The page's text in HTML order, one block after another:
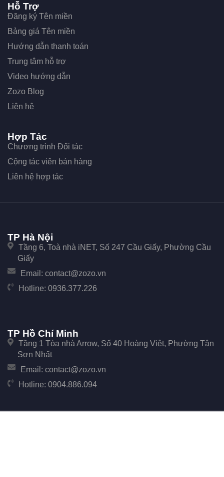
Hỗ Trợ
Đăng ký Tên miền
Bảng giá Tên miền
Hướng dẫn thanh toán
Trung tâm hỗ trợ
Video hướng dẫn
Zozo Blog
Liên hệ
Hợp Tác
Chương trình Đối tác
Cộng tác viên bán hàng
Liên hệ hợp tác
TP Hà Nội
Tầng 6, Toà nhà iNET, Số 247 Cầu Giấy, Phường Cầu
Giấy
Email: contact@zozo.vn
Hotline: 0936.377.226
TP Hồ Chí Minh
Tầng 1 Tòa nhà Arrow, Số 40 Hoàng Việt, Phường Tân
Sơn Nhất
Email: contact@zozo.vn
Hotline: 0904.886.094